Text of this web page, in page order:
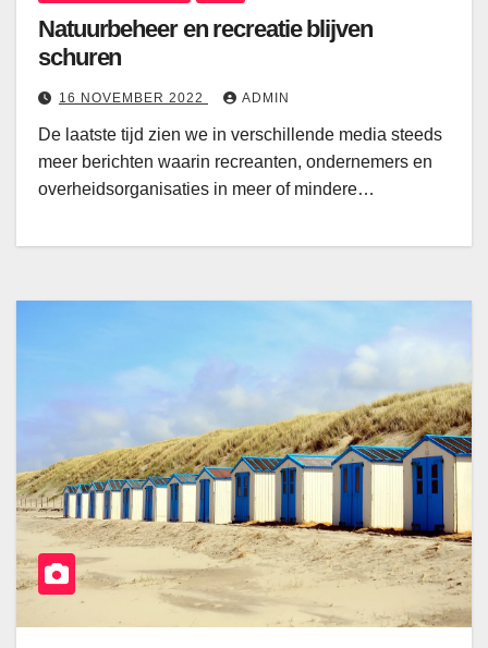
Natuurbeheer en recreatie blijven
schuren
16 NOVEMBER 2022 ADMIN
De laatste tijd zien we in verschillende media steeds
meer berichten waarin recreanten, ondernemers en
overheidsorganisaties in meer of mindere…